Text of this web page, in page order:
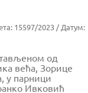
15597/2023 / Датум:
од
већа, Зорице
у парници
Ивковић